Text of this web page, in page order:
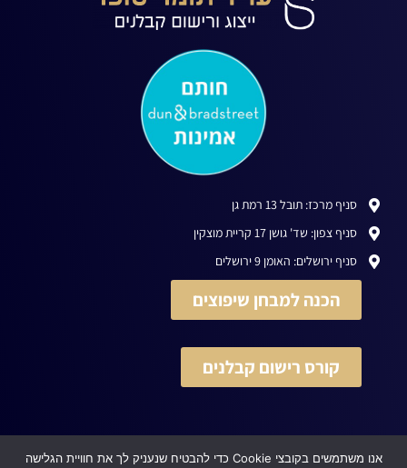
סניף מרכז: תובל 13 רמת גן
סניף צפון: שד' גושן 17 קריית מוצקין
סניף ירושלים: האומן 9 ירושלים
הכנה למבחן שיפוצים
קורס רישום קבלנים
אנו משתמשים בקובצי Cookie כדי להבטיח שנעניק לך את חוויית הגלישה